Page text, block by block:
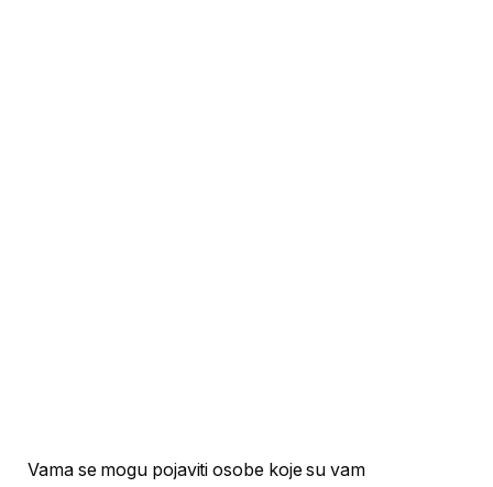
Vama se mogu pojaviti osobe koje su vam